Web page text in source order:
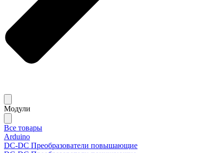
Модули
Все товары
Arduino
DC-DC Преобразователи повышающие